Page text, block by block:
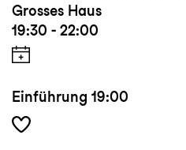
Grosses Haus
19:30 - 22:00
Einführung 19:00